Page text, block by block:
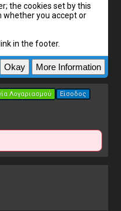
the cookies set by this
whether you accept or
in the footer.
Λογαριασμού Είσοδος